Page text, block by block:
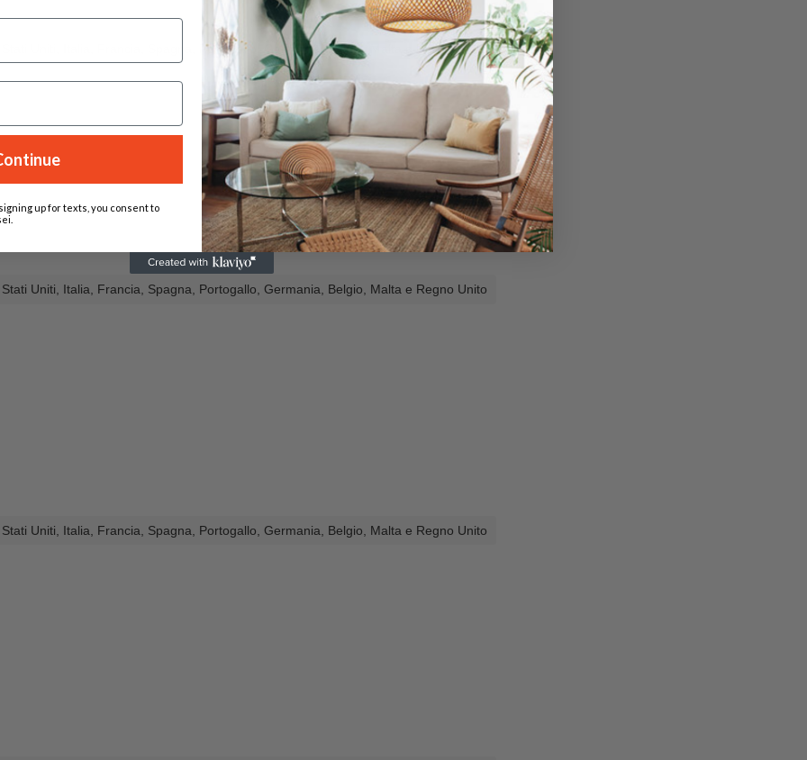
Uniti, Italia, Francia, Spagna, Portogallo, Germania, Belgio, Malta e Regno Unito
Uniti, Italia, Francia, Spagna, Portogallo, Germania, Belgio, Malta e Regno Unito
Uniti, Italia, Francia, Spagna, Portogallo, Germania, Belgio, Malta e Regno Unito
up for texts, you consent to